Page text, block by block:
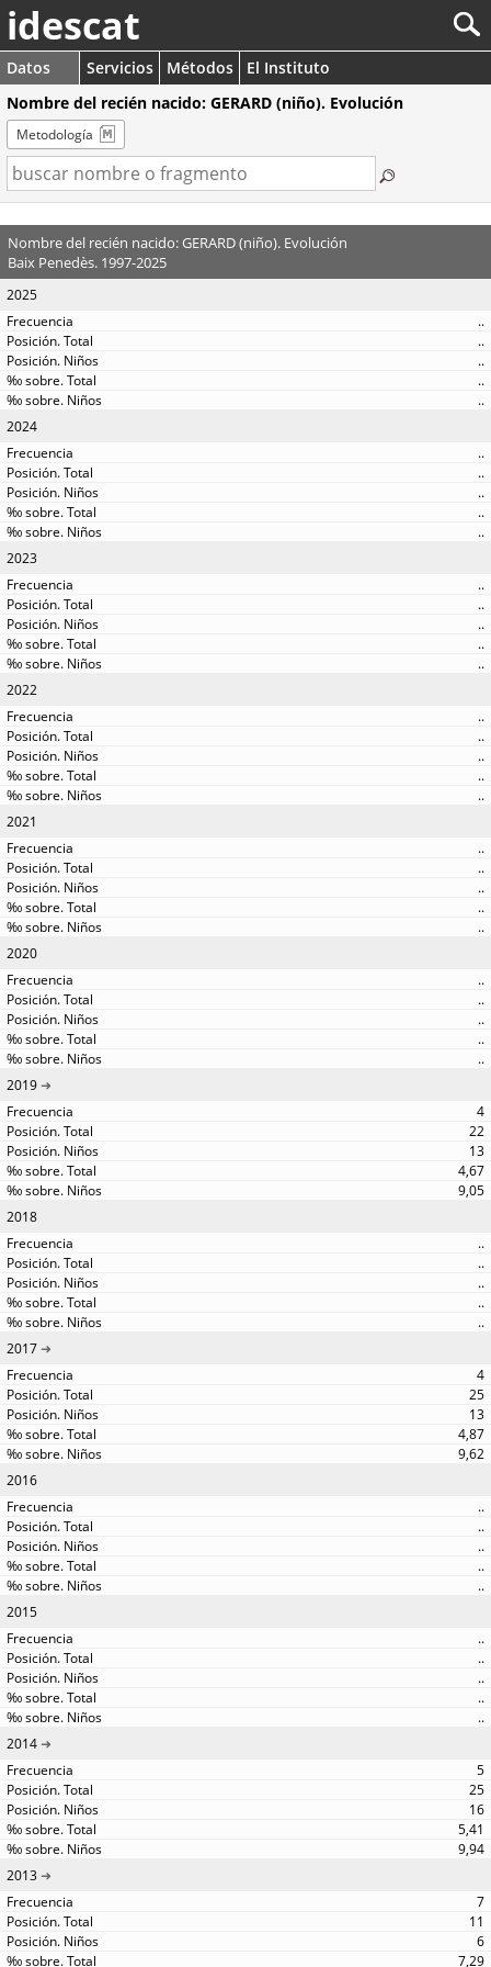
idescat
Datos Servicios Métodos
El Instituto
Nombre del recién nacido: GERARD (niño). Evolución
Metodología
Nombre del recién nacido: GERARD (niño). Evolución
Baix Penedès. 1997-2025
2025
..
..
..
..
..
2024
..
..
..
..
..
2023
..
..
..
..
..
2022
..
..
..
..
..
2021
..
..
..
..
..
2020
..
..
..
..
..
2019
4
22
13
4,67
9,05
2018
..
..
..
..
..
2017
4
25
13
4,87
9,62
2016
..
..
..
..
..
2015
..
..
..
..
..
2014
5
25
16
5,41
9,94
2013
7
11
6
7,29